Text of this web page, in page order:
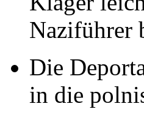
Naziführer
Die
in die